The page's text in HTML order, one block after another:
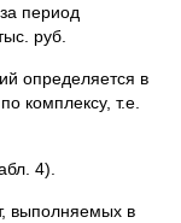
период
руб.
определяется в
комплексу, т.е.
4).
выполняемых в